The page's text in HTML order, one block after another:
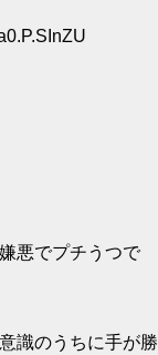
悪でプチうつで
識のうちに手が勝